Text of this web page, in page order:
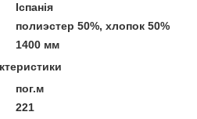
Іспанія
полиэстер 50%, хлопок 50%
1400 мм
пог.м
221